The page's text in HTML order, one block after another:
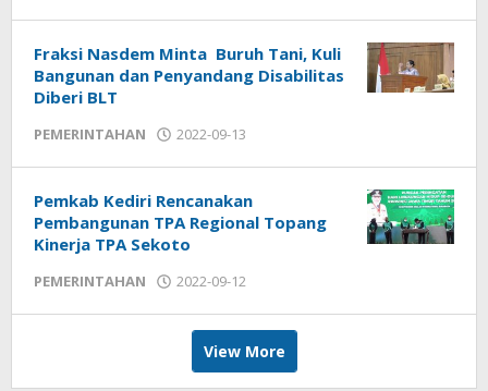
Fraksi Nasdem Minta Buruh Tani, Kuli
Bangunan dan Penyandang Disabilitas
Diberi BLT
PEMERINTAHAN 2022-09-13
Pemkab Kediri Rencanakan
Pembangunan TPA Regional Topang
Kinerja TPA Sekoto
PEMERINTAHAN 2022-09-12
View More